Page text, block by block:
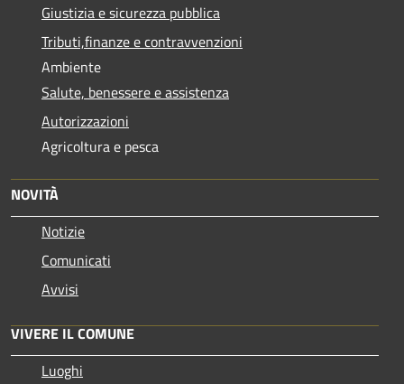
Giustizia e sicurezza pubblica
Tributi,finanze e contravvenzioni
Ambiente
Salute, benessere e assistenza
Autorizzazioni
Agricoltura e pesca
NOVITÀ
Notizie
Comunicati
Avvisi
VIVERE IL COMUNE
Luoghi